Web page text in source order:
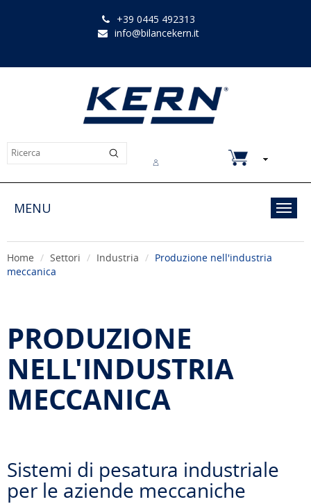
+39 0445 492313
info@bilancekern.it
MENU
Home Settori Industria
Produzione nell'industria
meccanica
PRODUZIONE
NELL'INDUSTRIA
MECCANICA
Sistemi di pesatura industriale
per le aziende meccaniche